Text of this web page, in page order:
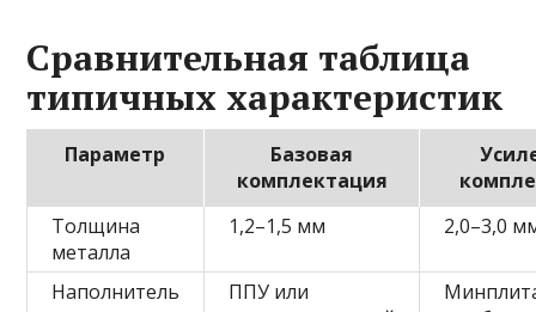
Сравнительная таблица
типичных характеристик
Параметр
Базовая
комплектация
Толщина
металла
1,2–1,5 мм 2,0–3,0
Наполнитель
ППУ или